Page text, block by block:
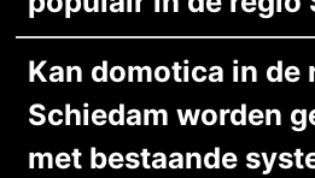
Kan domotica in de
Schiedam worden
met bestaande